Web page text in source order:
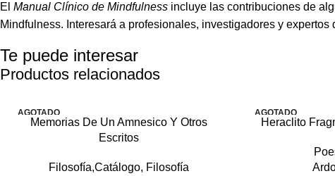
El Manual Clínico de Mindfulness incluye las contribuciones de
Mindfulness. Interesará a profesionales, investigadores y
Te puede interesar
Productos relacionados
AGOTADO
Memorias De Un Amnesico Y Otros
Escritos
Filosofía,Catálogo, Filosofía
AGOTADO
Heraclito